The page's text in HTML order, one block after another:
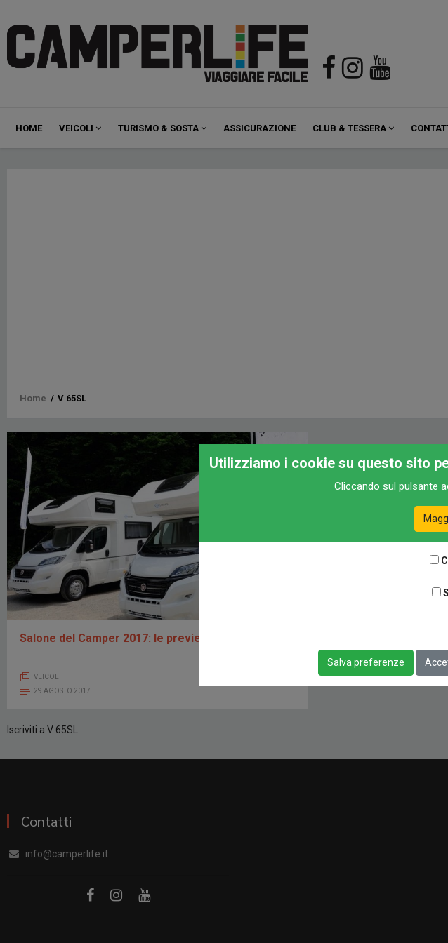
Navigazione
principale
HOME VEICOLI TURISMO & SOSTA ASSICURAZIONE CLUB & TESSERA
Briciole
pane
Home / V 65SL
Salone del Camper 2017: le preview Sun Living
VEICOLI
29 AGOSTO 2017
Iscriviti a V 65SL
Contatti
info@camperlife.it
Utilizziamo i cookie su questo sito
Cliccando sul pulsante
Salva preferenze